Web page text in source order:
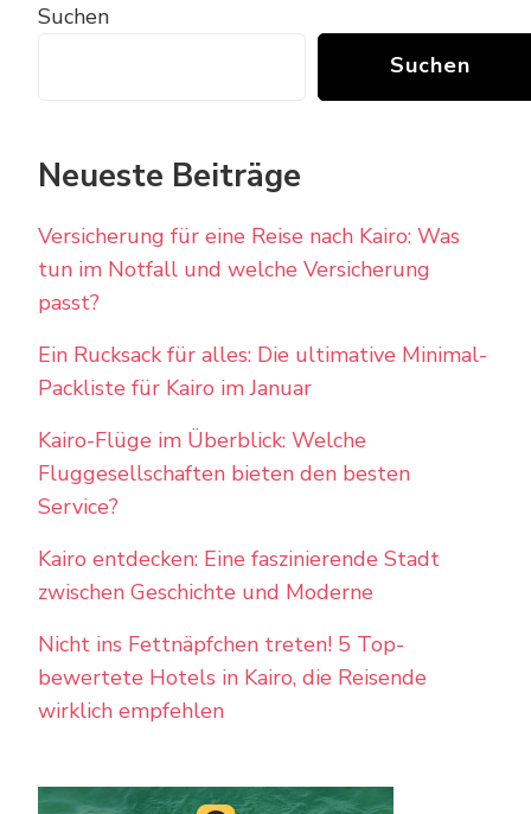
Suchen
Suchen
Neueste Beiträge
Versicherung für eine Reise nach Kairo: Was
tun im Notfall und welche Versicherung
passt?
Ein Rucksack für alles: Die ultimative Minimal-
Packliste für Kairo im Januar
Kairo-Flüge im Überblick: Welche
Fluggesellschaften bieten den besten
Service?
Kairo entdecken: Eine faszinierende Stadt
zwischen Geschichte und Moderne
Nicht ins Fettnäpfchen treten! 5 Top-
bewertete Hotels in Kairo, die Reisende
wirklich empfehlen